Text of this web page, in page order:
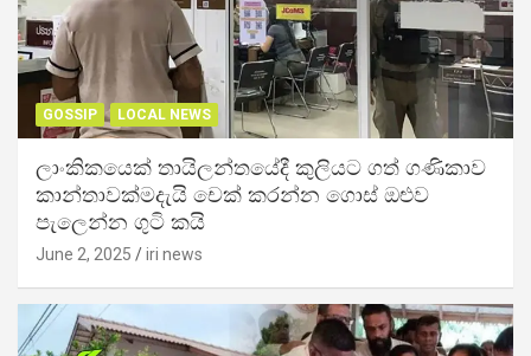
GOSSIP LOCAL NEWS
ලාංකිකයෙක් තායිලන්තයේදී කුලියට ගත් ගණිකාව
කාන්තාවක්මදැයි චෙක් කරන්න ගොස් ඔළුව
පැලෙන්න ගුටි කයි
June 2, 2025 iri news